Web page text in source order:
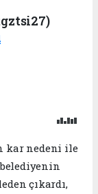
kar nedeni ile
çıkardı,